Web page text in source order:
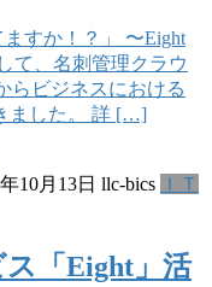
すか！？」 〜Eight
て、名刺管理クラウ
らビジネスにおける
ました。 詳 […]
10月13日 llc-bics
ＩＴ
「Eight」活